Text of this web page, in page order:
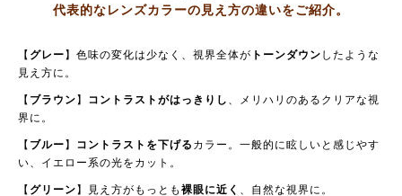
代表的なレンズカラーの見え方の違いをご紹介。
【 グレー 】色味の変化は少なく、視界全体が トーンダウン したような
見え方に。
【 ブラウン 】 コントラストがはっきりし 、メリハリのあるクリアな視
界に。
【 ブルー 】 コントラストを下げる カラー。一般的に眩しいと感じやす
い、イエロー系の光をカット。
【 グリーン 】見え方がもっとも 裸眼に近く 、自然な視界に。